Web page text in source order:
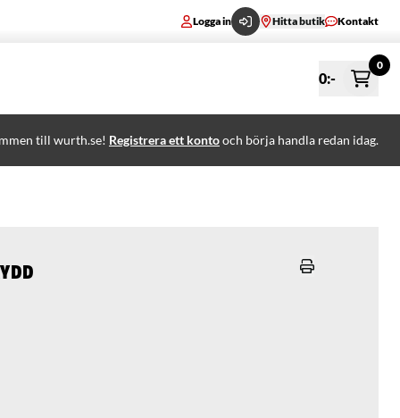
Logga in Hitta butik Kontakt
0:-
0
till wurth.se! Registrera ett kontooch börja handla redan idag.